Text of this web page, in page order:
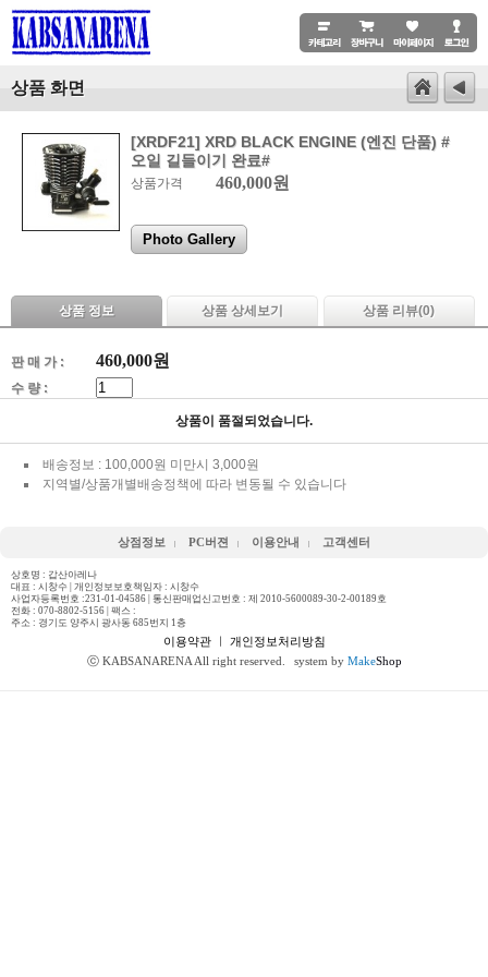
상품 화면
[XRDF21] XRD BLACK ENGINE (엔진 단품) #
오일 길들이기 완료#
상품가격 460,000원
Photo Gallery
상품 정보 상품 상세보기 상품 리뷰(0)
판 매 가 : 460,000원
수 량 :
상품이 품절되었습니다.
배송정보 : 100,000원 미만시 3,000원
지역별/상품개별배송정책에 따라 변동될 수 있습니다
상점정보 PC버젼 이용안내 고객센터
상호명 : 갑산아레나
대표 : 시창수 | 개인정보보호책임자 : 시창수
사업자등록번호 :231-01-04586 | 통신판매업신고번호 : 제 2010-5600089-30-2-00189호
전화 : 070-8802-5156 | 팩스 :
주소 : 경기도 양주시 광사동 685번지 1층
이용약관ㅣ 개인정보처리방침
ⓒ KABSANARENA All right reserved.
system by MakeShop